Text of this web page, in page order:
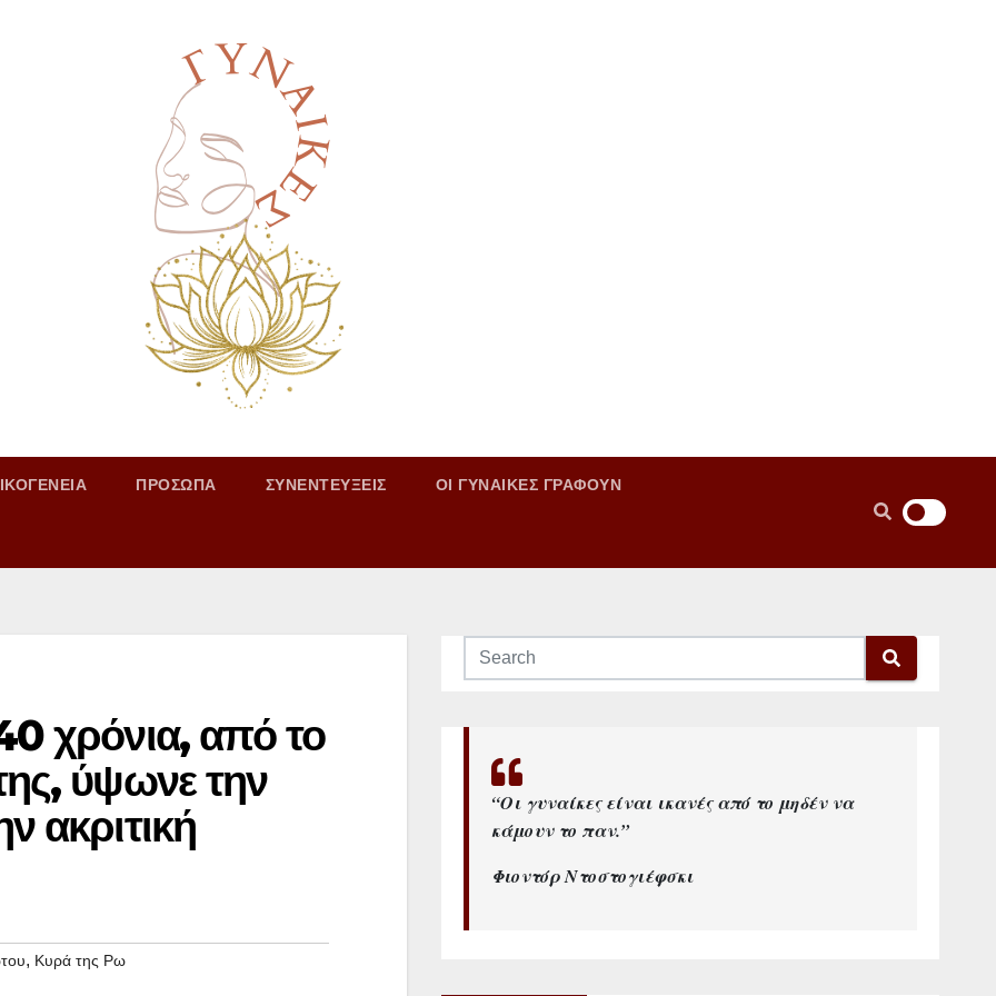
ΠΡΟΣΩΠΑ ΣΥΝΕΝΤΕΥΞΕΙΣ ΟΙ ΓΥΝΑΙΚΕΣ ΓΡΑΦΟΥΝ
χρόνια, από το
ύψωνε την
ακριτική
, Κυρά της Ρω
“Οι γυναίκες είναι ικανές από το μηδέν να
κάμουν το παν.”
Φιοντόρ Ντοστογιέφσκι